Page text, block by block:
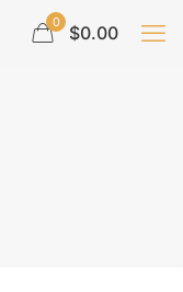
0 $0.00